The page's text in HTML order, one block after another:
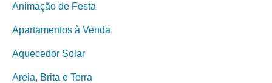
Animação de Festa
Apartamentos à Venda
Aquecedor Solar
Areia, Brita e Terra